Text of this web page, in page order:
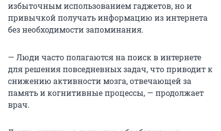
избыточным использованием гаджетов, но и
привычкой получать информацию из интернета
без необходимости запоминания.
— Люди часто полагаются на поиск в интернете
для решения повседневных задач, что приводит к
снижению активности мозга, отвечающей за
память и когнитивные процессы, — продолжает
врач.